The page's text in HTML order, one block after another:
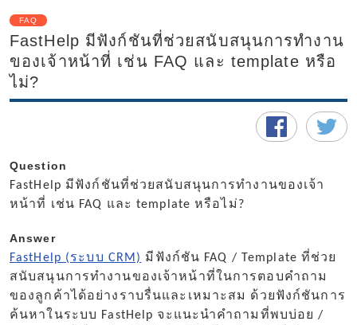
FAQ
FastHelp มีฟังก์ชันที่ช่วยสนับสนุนการทำงาน
ของเจ้าหน้าที่ เช่น FAQ และ template หรือ
ไม่?
Question
FastHelp มีฟังก์ชันที่ช่วยสนับสนุนการทำงานของเจ้า
หน้าที่ เช่น FAQ และ template หรือไม่?
Answer
FastHelp (ระบบ CRM) มีฟังก์ชัน FAQ / Template ที่ช่วย
สนับสนุนการทำงานของเจ้าหน้าที่ในการตอบคำถาม
ของลูกค้าได้อย่างราบรื่นและเหมาะสม ด้วยฟังก์ชันการ
ค้นหาในระบบ FastHelp จะแนะนำคำถามที่พบบ่อย /